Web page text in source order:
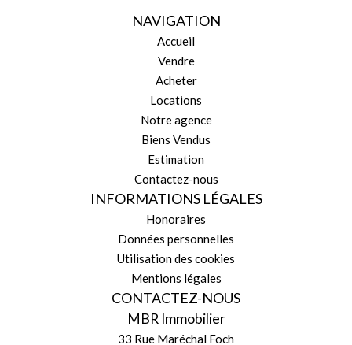
NAVIGATION
Accueil
Vendre
Acheter
Locations
Notre agence
Biens Vendus
Estimation
Contactez-nous
INFORMATIONS LÉGALES
Honoraires
Données personnelles
Utilisation des cookies
Mentions légales
CONTACTEZ-NOUS
MBR Immobilier
33 Rue Maréchal Foch